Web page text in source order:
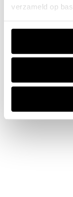
verzameld op